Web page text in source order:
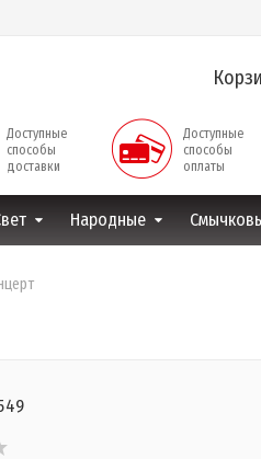
Доступные
способы
доставки
Доступные
способы
оплаты
Народные